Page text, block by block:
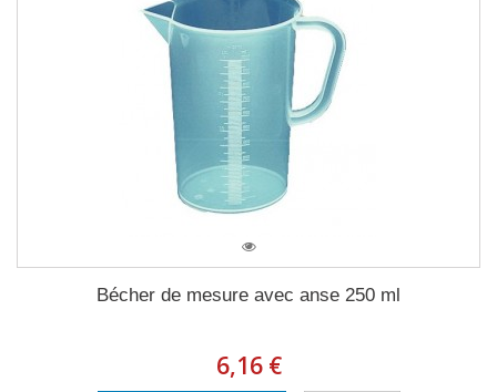
Bécher de mesure avec anse 250 ml
6,16 €